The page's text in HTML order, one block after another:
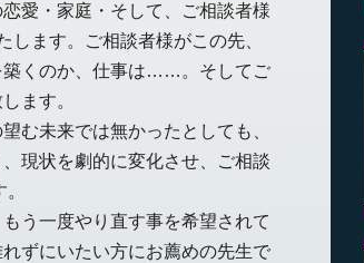
愛・家庭・そして、ご相談者様
ます。ご相談者様がこの先、
築くのか、仕事は……。そしてご
ます。
む未来では無かったとしても、
現状を劇的に変化させ、ご相談
う一度やり直す事を希望されて
ずにいたい方にお薦めの先生で